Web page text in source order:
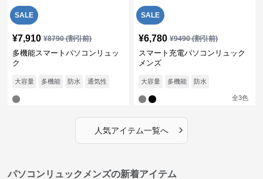
SALE
¥7,910 ¥8790(割引前)
多機能スマートパソコンリュッ
ク
大容量 多機能 防水 通気性
SALE
¥6,780 ¥9490(割引前)
スマート充電パソコンリュック
メンズ
大容量 多機能 防水
全3色
人気アイテム一覧へ ›
パソコンリュックメンズの新着アイテム